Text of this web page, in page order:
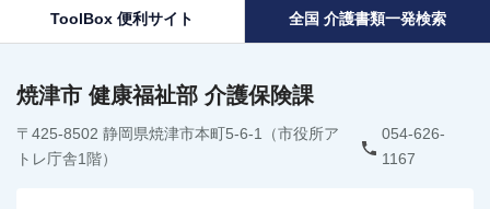
ToolBox 便利サイト 全国 介護書類一発検索
焼津市 健康福祉部 介護保険課
〒425-8502 静岡県焼津市本町5-6-1（市役所ア
トレ庁舎1階）
054-626-
1167